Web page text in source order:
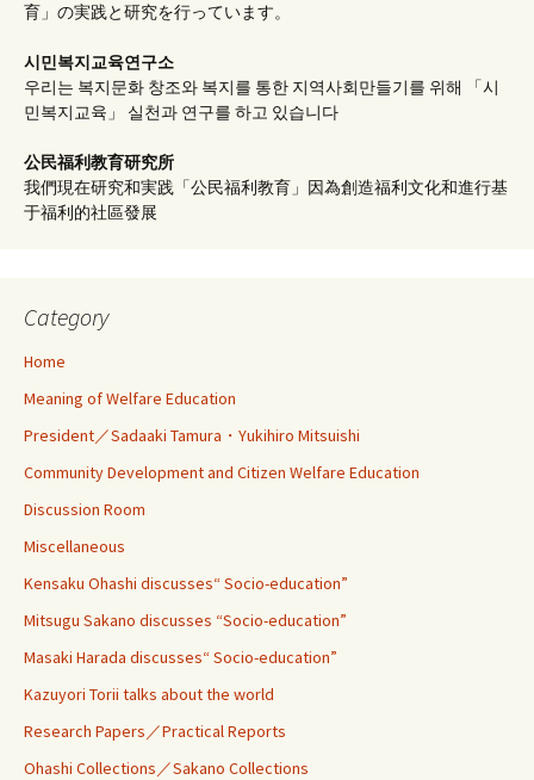
育」の実践と研究を行っています。
시민복지교육연구소
우리는 복지문화 창조와 복지를 통한 지역사회만들기를 위해 「시
민복지교육」 실천과 연구를 하고 있습니다
公民福利教育研究所
我們現在研究和実践「公民福利教育」因為創造福利文化和進行基
于福利的社區發展
Category
Home
Meaning of Welfare Education
President／Sadaaki Tamura・Yukihiro Mitsuishi
Community Development and Citizen Welfare Education
Discussion Room
Miscellaneous
Kensaku Ohashi discusses“ Socio-education”
Mitsugu Sakano discusses “Socio-education”
Masaki Harada discusses“ Socio-education”
Kazuyori Torii talks about the world
Research Papers／Practical Reports
Ohashi Collections／Sakano Collections